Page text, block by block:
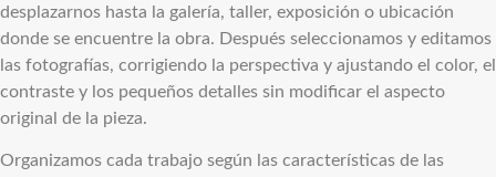
desplazarnos hasta la galería, taller, exposición o ubicación
donde se encuentre la obra. Después seleccionamos y editamos
las fotografías, corrigiendo la perspectiva y ajustando el color, el
contraste y los pequeños detalles sin modificar el aspecto
original de la pieza.
Organizamos cada trabajo según las características de las